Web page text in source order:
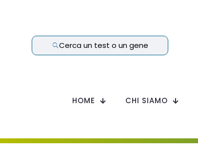
Cerca un test o un gene
HOME CHI SIAMO